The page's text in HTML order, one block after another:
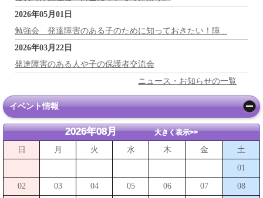
2026年05月01日
勉強会 発達障害のある子のために知っておきたい！障...
2026年03月22日
発達障害のある人や子の保護者交流会
ニュース・お知らせの一覧
イベント情報
2026年08月 大きく表示>>
日 月 火 水 木 金 土
01
02 03 04 05 06 07 08